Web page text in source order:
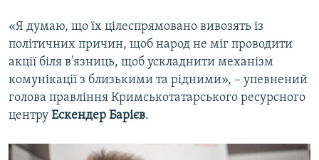
«Я думаю, що їх цілеспрямовано вивозять із
політичних причин, щоб народ не міг проводити
акції біля в'язниць, щоб ускладнити механізм
комунікації з близькими та рідними», – упевнений
голова правління Кримськотатарського ресурсного
центру Ескендер Барієв.